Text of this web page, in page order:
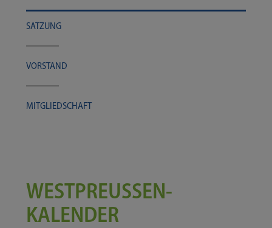
SAT­ZUNG
VOR­STAND
MIT­GLIED­SCHAFT
WESTPREUSSEN-​​K
ALENDER